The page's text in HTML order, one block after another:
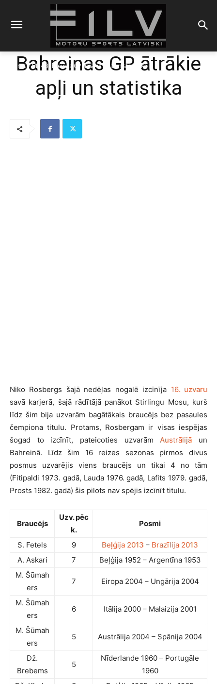
Sākums F1 Bahreinas GP ātrākie apļi un statistika
Bahreinas GP ātrākie
apļi un statistika
Niko Rosbergs šajā nedēļas nogalē izcīnīja 16. uzvaru
savā karjerā, šajā rādītājā panākot Stirlingu Mosu, kurš
līdz šim bija uzvarām bagātākais braucējs bez pasaules
čempiona titulu. Protams, Rosbergam ir visas iespējas
šogad to izcīnīt, pateicoties uzvarāmAustrālijā un
Bahreinā. Līdz šim 16 reizes sezonas pirmos divus
posmus uzvarējis viens braucējs un tikai 4 no tām
(Fitipaldi 1973. gadā, Lauda 1976. gadā, Lafits 1979. gadā,
Prosts 1982. gadā) šis pilots nav spējis izcīnīt titulu.
Braucējs
Uzv. pēc
k.
Posmi
S. Fetels 9 Beļģija 2013 – Brazīlija 2013
A. Askari
7
Beļģija 1952 – Argentīna 1953
M. Šūmah
ers
7 Eiropa 2004 – Ungārija 2004
M. Šūmah
ers
6 Itālija 2000 – Malaizija 2001
M. Šūmah
ers
5 Austrālija 2004 – Spānija 2004
Dž.
Brebems
5
Nīderlande 1960 – Portugāle
1960